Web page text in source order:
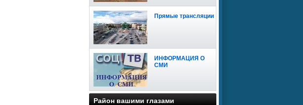
Прямые трансляции
ИНФОРМАЦИЯ О
СМИ
Район вашими глазами